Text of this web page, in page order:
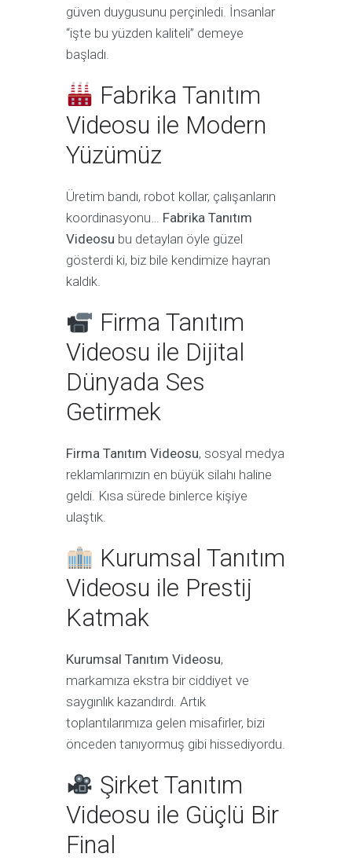
güven duygusunu perçinledi. İnsanlar
“işte bu yüzden kaliteli” demeye
başladı.
Fabrika Tanıtım
Videosu ile Modern
Yüzümüz
Üretim bandı, robot kollar, çalışanların
koordinasyonu… Fabrika Tanıtım
Videosu bu detayları öyle güzel
gösterdi ki, biz bile kendimize hayran
kaldık.
Firma Tanıtım
Videosu ile Dijital
Dünyada Ses
Getirmek
Firma Tanıtım Videosu, sosyal medya
reklamlarımızın en büyük silahı haline
geldi. Kısa sürede binlerce kişiye
ulaştık.
Kurumsal Tanıtım
Videosu ile Prestij
Katmak
Kurumsal Tanıtım Videosu,
markamıza ekstra bir ciddiyet ve
saygınlık kazandırdı. Artık
toplantılarımıza gelen misafirler, bizi
önceden tanıyormuş gibi hissediyordu.
Şirket Tanıtım
Videosu ile Güçlü Bir
Final